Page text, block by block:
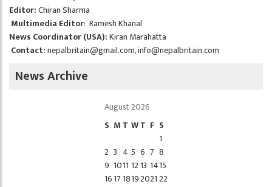
Editor:Chiran Sharma
Multimedia Editor: Ramesh Khanal
News Coordinator (USA):Kiran Marahatta
Contact:nepalbritain@gmail.com,info@nepalbritain.com
News Archive
August 2026
S M T WT F S
1
2 3 4 5 6 7 8
9 1011 12 13 1415
1617 1819202122